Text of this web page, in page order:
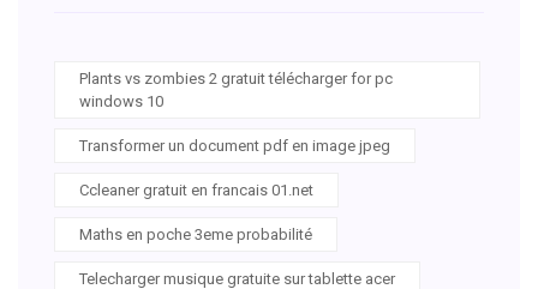
Plants vs zombies 2 gratuit télécharger for pc
windows 10
Transformer un document pdf en image jpeg
Ccleaner gratuit en francais 01.net
Maths en poche 3eme probabilité
Telecharger musique gratuite sur tablette acer